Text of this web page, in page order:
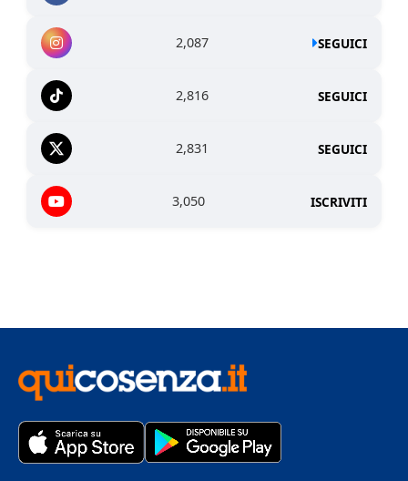
2,087 SEGUICI
2,816 SEGUICI
2,831 SEGUICI
3,050 ISCRIVITI